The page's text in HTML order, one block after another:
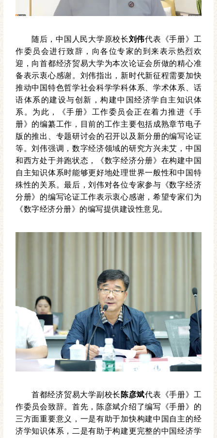
随后，中国人民大学原校长刘伟代表《手册》工
作委员会进行致辞，向各位专家的到来表示热烈欢
迎，向首都经济贸易大学为本次论证会所做的精心准
备表示衷心感谢。刘伟指出，新时代新征程需要加快
推动中国特色哲学社会科学学科体系、学术体系、话
语体系的建设与创新，构建中国经济学自主知识体
系。为此，《手册》工作委员会正在着力推进《手
册》的编纂工作，目前的工作主要包括成熟章节电子
版的推出、专题研讨会的召开以及新分册的编写论证
等。刘伟强调，数字经济领域的研究方兴未艾，中国
和西方处于并跑状态，《数字经济分册》在构建中国
自主知识体系时能够更好地处理世界一般性和中国特
殊性的关系。最后，刘伟对各位专家参与《数字经济
分册》的编写论证工作表示衷心感谢，希望专家们为
《数字经济分册》的编写提供建设性意见。
首都经济贸易大学副校长 陈彦斌代表《手册》工
作委员会致辞。首先，陈彦斌介绍了编写《手册》的
三方面重要意义，一是有助于加快构建中国自主的经
济学知识体系，二是有助于构建更完整的中国经济学